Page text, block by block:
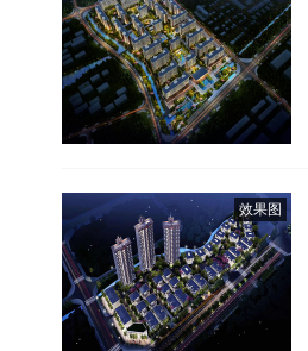
效果图